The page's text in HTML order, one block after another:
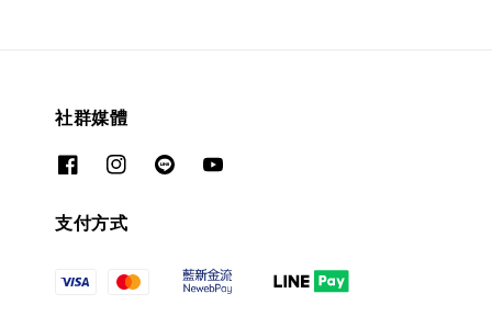
社群媒體
支付方式